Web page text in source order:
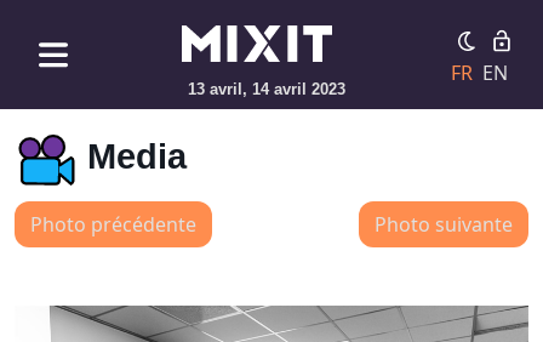
13 avril, 14 avril 2023
FR EN
Media
Photo précédente Photo suivante